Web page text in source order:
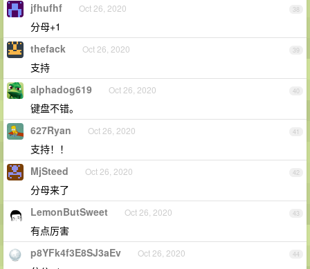
38
jfhufhf Oct 26, 2020
分母+1
39
thefack Oct 26, 2020
支持
40
alphadog619 Oct 26, 2020
键盘不错。
41
627Ryan Oct 26, 2020
支持！！
42
MjSteed Oct 26, 2020
分母来了
43
LemonButSweet Oct 26, 2020
有点厉害
44
p8YFk4f3E8SJ3aEv Oct 26, 2020